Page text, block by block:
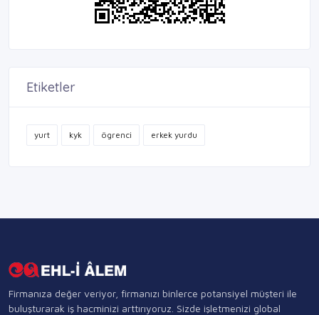
Etiketler
yurt kyk ögrenci erkek yurdu
Firmanıza değer veriyor, firmanızı binlerce potansiyel müşteri ile
buluşturarak iş hacminizi arttırıyoruz. Sizde işletmenizi global